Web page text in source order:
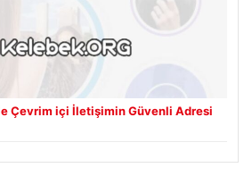
Çevrim içi İletişimin Güvenli Adresi